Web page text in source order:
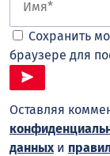
Сохранить
браузере для
Оставляя
данных и